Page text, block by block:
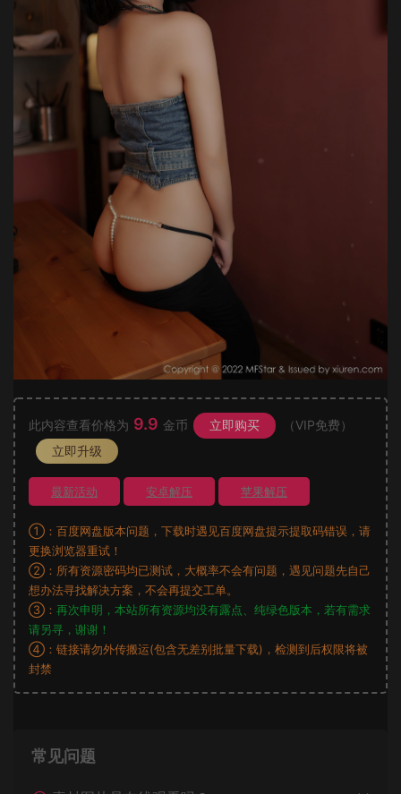
此内容查看价格为 9.9 金币 立即购买
（VIP免费）
立即升级
最新活动 安卓解压 苹果解压
①：百度网盘版本问题，下载时遇见百度网盘提示提取码错误，请
更换浏览器重试！
②：所有资源密码均已测试，大概率不会有问题，遇见问题先自己
想办法寻找解决方案，不会再提交工单。
③： 再次申明，本站所有资源均没有露点、纯绿色版本，若有需求
请另寻，谢谢！
④：链接请勿外传搬运(包含无差别批量下载)，检测到后权限将被
封禁
常见问题